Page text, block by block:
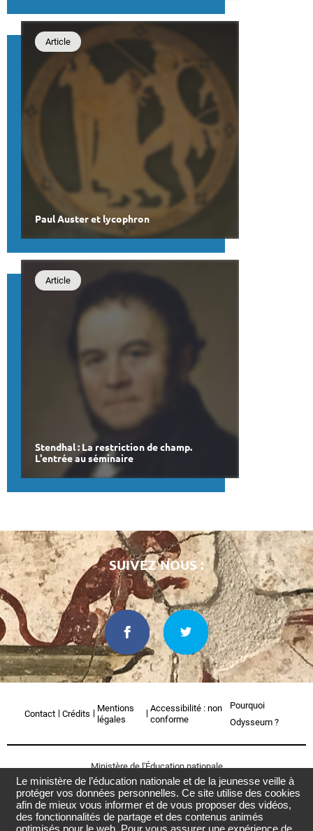
Paul Auster et lycophron
Article
Stendhal : La restriction de champ.
L'entrée au séminaire
Article
Retourner
en
SUIVEZ NOUS :
Contact Crédits
Mentions
légales
Accessibilité : non
conforme
Pourquoi
Odysseum ?
Ministère de l'Éducation nationale
Le ministère de l’éducation nationale et de la jeunesse veille à
protéger vos données personnelles. Ce site utilise des cookies
afin de mieux vous informer et de vous proposer des vidéos,
des fonctionnalités de partage et des contenus animés
optimisés pour le web. Pour vous assurer une expérience de